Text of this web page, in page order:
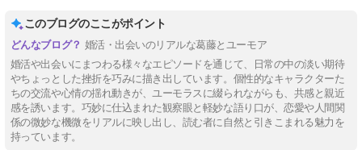
このブログのここがポイント
婚活・出会いのリアルな葛藤とユーモア
婚活や出会いにまつわる様々なエピソードを通じて、日常の中の淡い期待
やちょっとした挫折を巧みに描き出しています。個性的なキャラクターた
ちの交流や心情の揺れ動きが、ユーモラスに綴られながらも、共感と親近
感を誘います。巧妙に仕込まれた観察眼と軽妙な語り口が、恋愛や人間関
係の微妙な機微をリアルに映し出し、読む者に自然と引きこまれる魅力を
持っています。